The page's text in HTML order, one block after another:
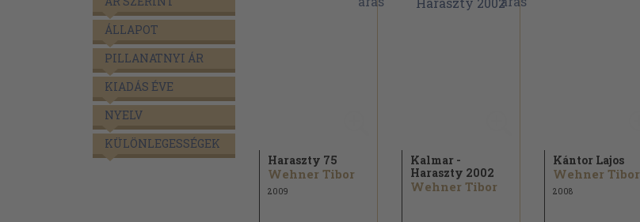
ÁLLAPOT
PILLANATNYI ÁR
KIADÁS ÉVE
NYELV
KÜLÖNLEGESSÉGEK
Haraszty 75
Wehner Tibor
2009
Kalmar -
Haraszty 2002
Wehner Tibor
Kántor Lajos
Wehner Tibor
2008